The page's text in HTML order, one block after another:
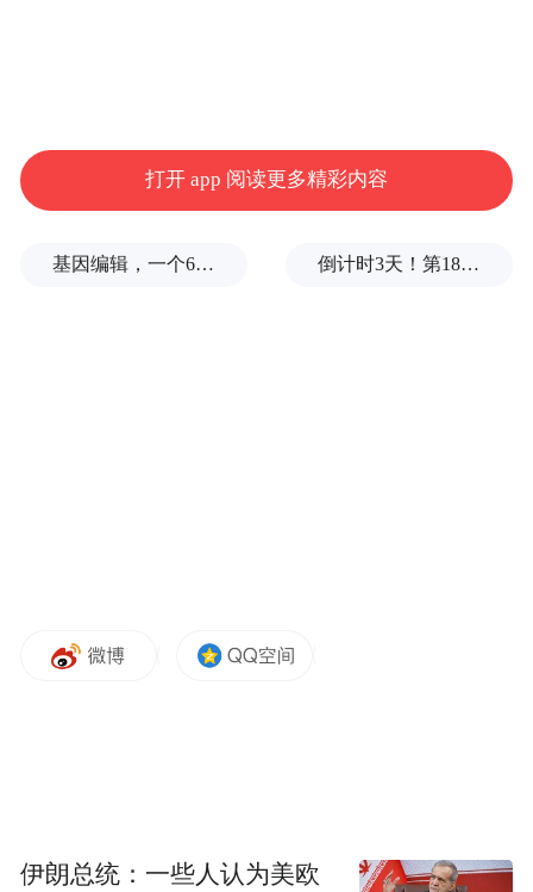
在河北各地绽放。打开 app 阅读更多精彩内容
基因编辑，一个6岁女孩之死 倒计时3天！第18届影响世界华人盛典即将启幕
伊朗总统：一些人认为美欧